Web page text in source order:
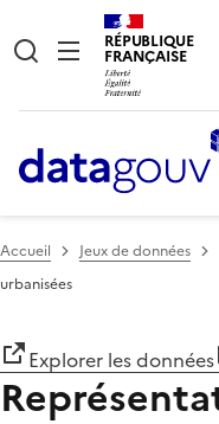
RÉPUBLIQUE
FRANÇAISE
Accueil Jeux de données
urbanisées
Explorer les données